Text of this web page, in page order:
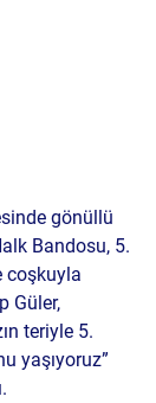
gönüllü
Bandosu, 5.
coşkuyla
Güler,
teriyle 5.
yaşıyoruz”